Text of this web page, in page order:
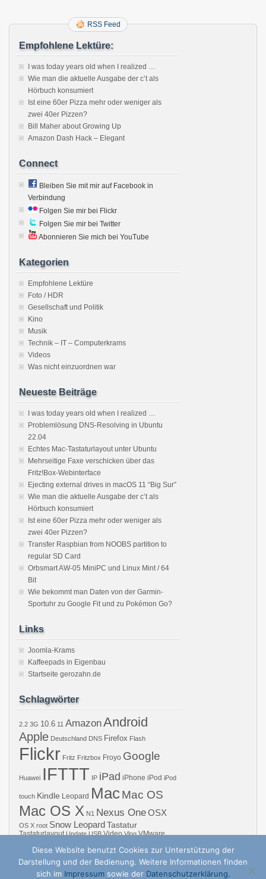
RSS Feed
Empfohlene Lektüre:
I was today years old when I realized …
Wie man die aktuelle Ausgabe der c’t als
Hörbuch konsumiert
Ist eine 60er Pizza mehr oder weniger als
zwei 40er Pizzen?
Bill Maher about Growing Up
Amazon Dash Hack – Elegant
Connect
Bleiben Sie mit mir auf Facebook in
Verbindung
Folgen Sie mir bei Flickr
Folgen Sie mir bei Twitter
Abonnieren Sie mich bei YouTube
Kategorien
Empfohlene Lektüre
Foto / HDR
Gesellschaft und Politik
Kino
Musik
Technik – IT – Computerkrams
Videos
Was nicht einzuordnen war
Neueste Beiträge
I was today years old when I realized …
Problemlösung DNS-Resolving in Ubuntu
22.04
Echtes Mac-Tastaturlayout unter Ubuntu
Mehrseitige Faxe verschicken über das
Fritz!Box-Webinterface
Ejecting external drives in macOS 11 “Big Sur”
Wie man die aktuelle Ausgabe der c’t als
Hörbuch konsumiert
Ist eine 60er Pizza mehr oder weniger als
zwei 40er Pizzen?
Transfer Raspbian from NOOBS partition to
regular SD Card
Orbsmart AW-05 MiniPC und Linux Mint / 64
Bit
Wie bekommt man Daten von der Garmin-
Sportuhr zu Google Fit und zu Pokémon Go?
Links
Joomla-Krams
Kaffeepads in Eigenbau
Startseite gerozahn.de
Schlagwörter
2.2 3G 10.6 11 AmazonAndroid
Apple Deutschland DNS Firefox Flash
Flickr Fritz Fritzbox Froyo Google
Huawei IFTTT IP iPad iPhone iPod iPod
touch Kindle Leopard MacMac OS
Mac OS X N1 Nexus OneOSX
OS X root Snow LeopardTastatur
Tastaturlayout Update USB Video Vlog VMware
Windows
Diese Website benutzt Cookies zur Unterstützung der
Darstellung und der Bedienung. Weitere Informationen finden
sich im Impressumsowie der Datenschutzerklärung.